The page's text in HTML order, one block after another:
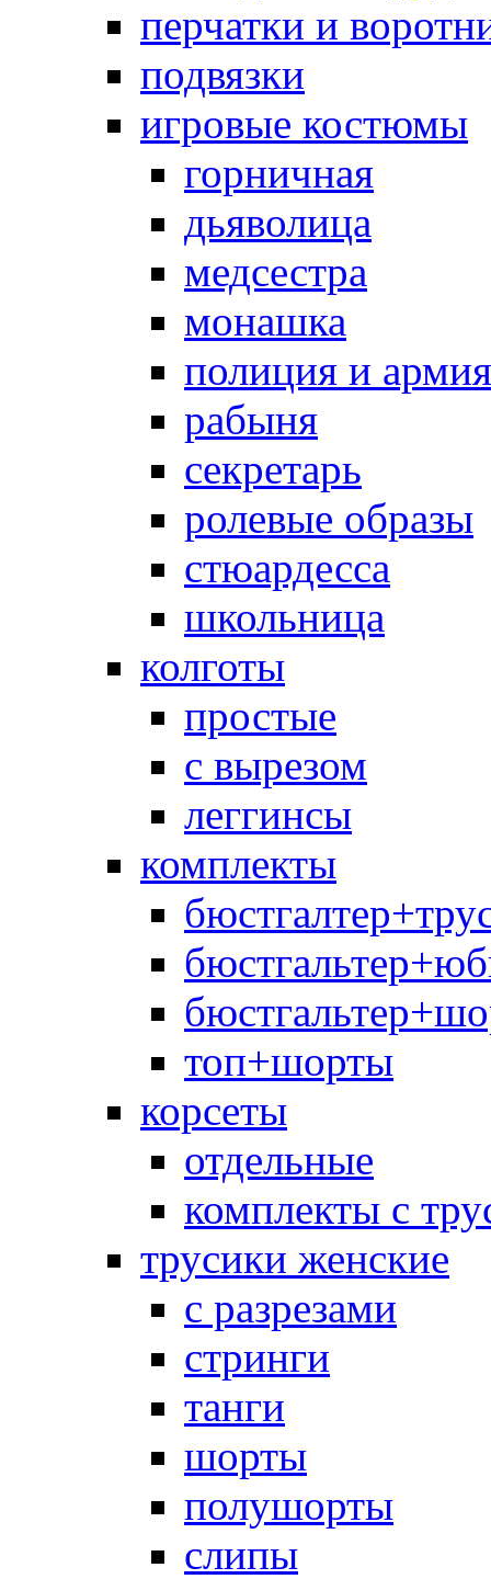
перчатки и
подвязки
игровые костюмы
горничная
дьяволица
медсестра
монашка
полиция и армия
рабыня
секретарь
ролевые образы
стюардесса
школьница
колготы
простые
с вырезом
леггинсы
комплекты
топ+шорты
корсеты
отдельные
комплекты с
трусики женские
с разрезами
стринги
танги
шорты
полушорты
слипы